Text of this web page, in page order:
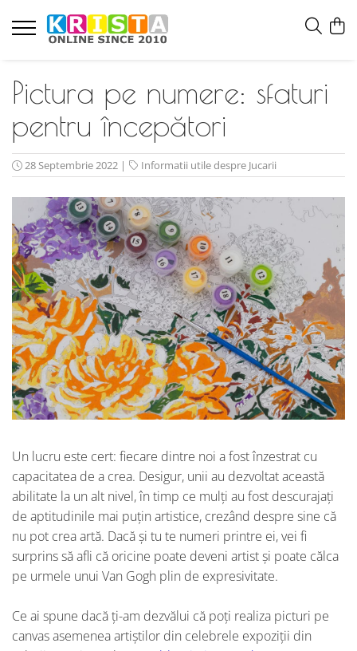
Pictura pe numere: sfaturi
pentru începători
28 Septembrie 2022 | Informatii utile despre Jucarii
Un lucru este cert: fiecare dintre noi a fost înzestrat cu
capacitatea de a crea. Desigur, unii au dezvoltat această
abilitate la un alt nivel, în timp ce mulți au fost descurajați
de aptitudinile mai puțin artistice, crezând despre sine că
nu pot crea artă. Dacă și tu te numeri printre ei, vei fi
surprins să afli că oricine poate deveni artist și poate călca
pe urmele unui Van Gogh plin de expresivitate.
Ce ai spune dacă ți-am dezvălui că poți realiza picturi pe
canvas asemenea artiștilor din celebrele expoziții din